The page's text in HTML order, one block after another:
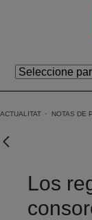
Salta al contingut
ACTUALITAT NOTAS DE
Los